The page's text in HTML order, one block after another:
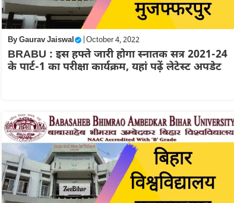
ByGaurav Jaiswal | October 4, 2022
BRABU : इस हफ्ते जारी होगा स्नातक सत्र 2021-24
के पार्ट-1 का परीक्षा कार्यक्रम, यहां पढ़ें लेटेस्ट अपडेट